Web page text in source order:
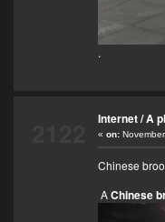
.
Internet/A
« on:
Chinese
AChinese